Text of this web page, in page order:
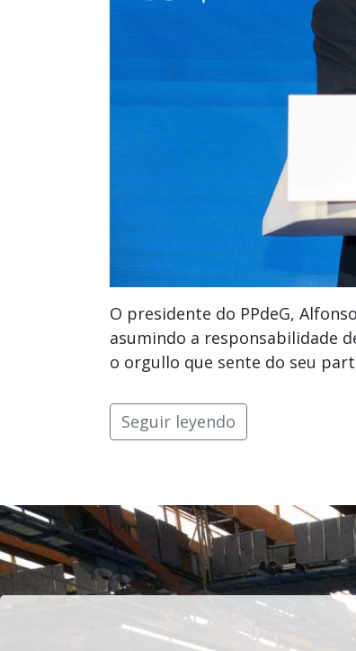
O presidente do PPdeG,
asumindo a responsabilidade
o orgullo que sente do seu
Seguir leyendo